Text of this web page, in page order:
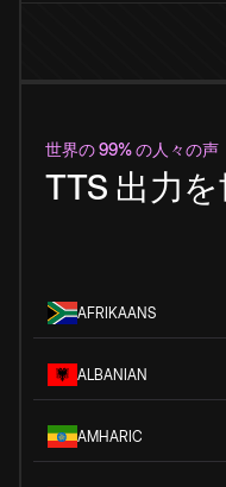
世界の 99% の人々の声
TTS 出力
AFRIKAANS
ALBANIAN
AMHARIC